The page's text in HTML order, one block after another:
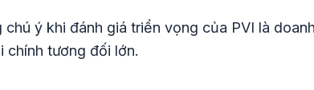
ý khi đánh giá triển vọng của PVI là
chính tương đối lớn.